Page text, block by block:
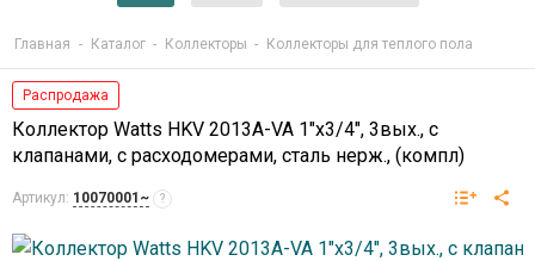
Главная - Каталог - Коллекторы - Коллекторы для теплого пола
Распродажа
Коллектор Watts HKV 2013A-VA 1"х3/4", 3вых., c
клапанами, с расходомерами, сталь нерж., (компл)
Артикул: 10070001~ ?